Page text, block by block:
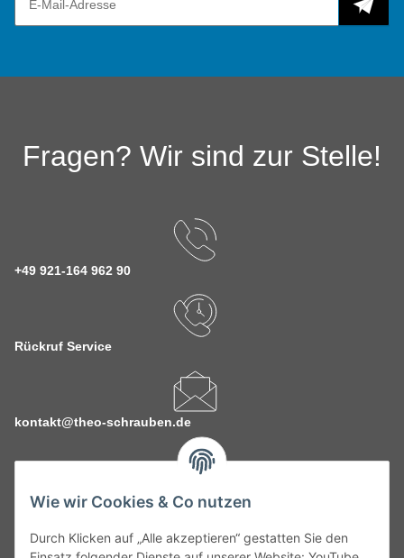
Wie wir Cookies & Co nutzen
Durch Klicken auf „Alle akzeptieren“ gestatten Sie den
Fragen? Wir sind zur Stelle!
+49 921-164 962 90
Rückruf Service
kontakt@theo-schrauben.de
Service